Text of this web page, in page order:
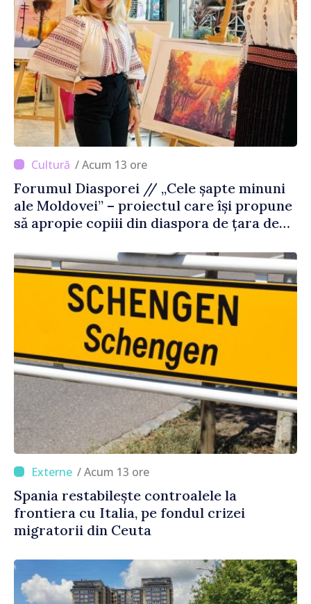
/ Acum 13 ore
Forumul Diasporei // „Cele șapte minuni
ale Moldovei” – proiectul care își propune
să apropie copiii din diaspora de țara de
/ Acum 13 ore
Spania restabilește controalele la
frontiera cu Italia, pe fondul crizei
migratorii din Ceuta